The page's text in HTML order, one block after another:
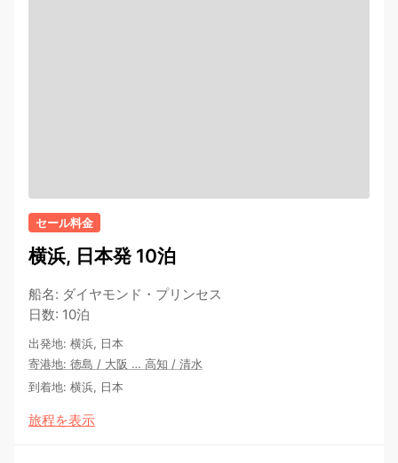
セール料金
横浜, 日本発 10泊
船名: ダイヤモンド・プリンセス
日数: 10泊
出発地: 横浜, 日本
寄港地: 徳島 / 大阪 … 高知 / 清水
到着地: 横浜, 日本
旅程を表示